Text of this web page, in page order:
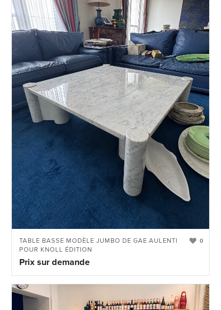
0
TABLE BASSE MODÈLE JUMBO DE GAE AULENTI
POUR KNOLL ÉDITION
Prix sur demande